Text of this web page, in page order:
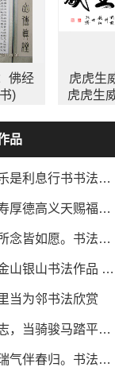
佛经
)
虎虎生
虎虎生
品
健康是存款快乐是利息行书书法对联
乐观豁达人增寿厚德高义天赐福书法楷书
无事绊心弦，所念皆如愿。书法图片
绿水青山就是金山银山书法作品 名家毛笔行书图片
当为邻书法欣赏
少年应有鸿鹄志，当骑骏马踏平川。励志书法对联
祥龙携福至，瑞气伴春归。书法春联